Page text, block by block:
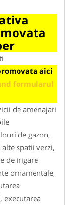
aici
formularul
de amenajari
de gazon,
spatii verzi,
de irigare
ornamentale,
executarea